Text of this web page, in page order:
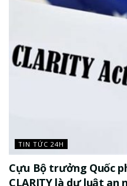
TIN TỨC 24H
Cựu Bộ trưởng Quốc
CLARITY là dự luật an